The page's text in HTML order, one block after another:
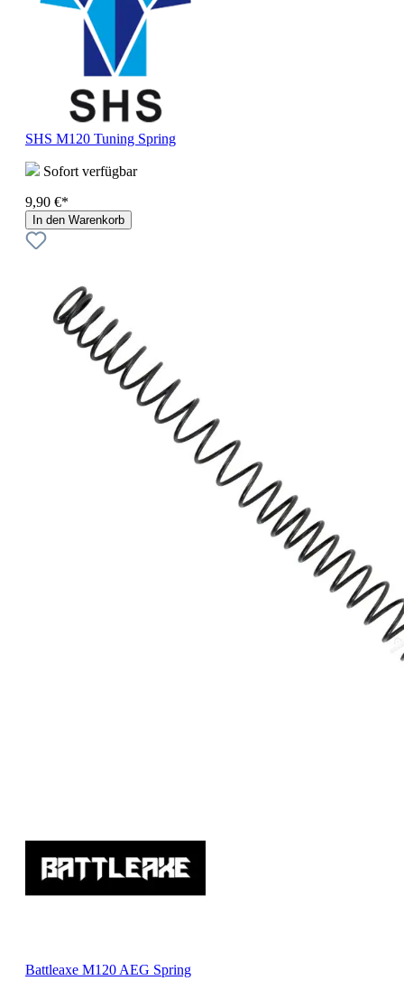
SHS M120 Tuning Spring
Sofort verfügbar
9,90 €*
In den Warenkorb
Battleaxe M120 AEG Spring